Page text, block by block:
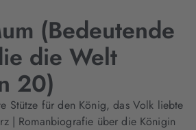
(Bedeutende
die Welt
20)
Stütze für den König, das Volk liebte
| Romanbiografie über die Königin